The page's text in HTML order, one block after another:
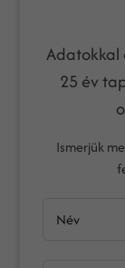
Adatokkal
25 év
Ismerjük
Név